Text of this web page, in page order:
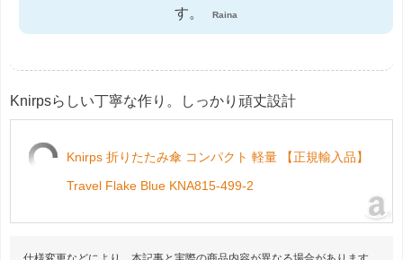
す。
Raina
Knirpsらしい丁寧な作り。しっかり頑丈設計
Knirps 折りたたみ傘 コンパクト 軽量 【正規輸入品】
Travel Flake Blue KNA815-499-2